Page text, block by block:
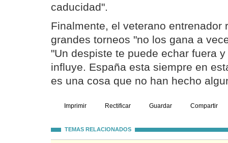
caducidad".
Finalmente, el veterano entrenador
grandes torneos "no los gana a
"Un despiste te puede echar fuera
influye. España esta siempre en
es una cosa que no han hecho
Imprimir Rectificar Guardar Compartir
TEMAS RELACIONADOS